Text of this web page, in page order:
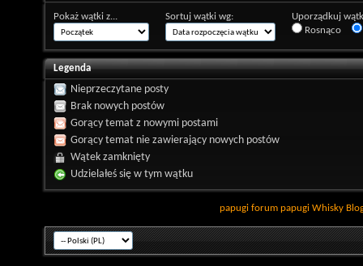
Pokaż wątki z... Sortuj wątki wg:
Uporządkuj
Rosnąco
Legenda
Nieprzeczytane posty
Brak nowych postów
Gorący temat z nowymi postami
Gorący temat nie zawierający nowych postów
Wątek zamknięty
Udzielałeś się w tym wątku
papugi forum papugi Whisky